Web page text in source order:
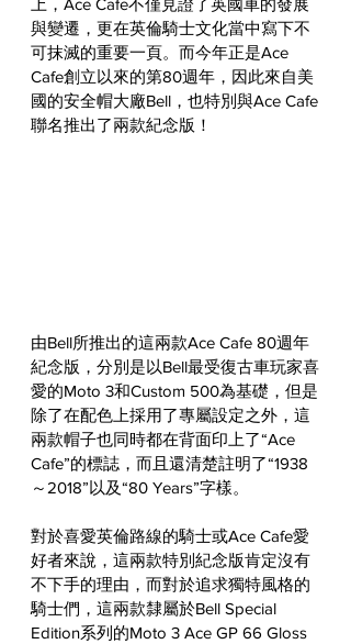
上，Ace Cafe不僅見證了英國車的發展
與變遷，更在英倫騎士文化當中寫下不
可抹滅的重要一頁。而今年正是Ace
Cafe創立以來的第80週年，因此來自美
國的安全帽大廠Bell，也特別與Ace Cafe
聯名推出了兩款紀念版！
由Bell所推出的這兩款Ace Cafe 80週年
紀念版，分別是以Bell最受復古車玩家喜
愛的Moto 3和Custom 500為基礎，但是
除了在配色上採用了專屬設定之外，這
兩款帽子也同時都在背面印上了“Ace
Cafe”的標誌，而且還清楚註明了“1938
～2018”以及“80 Years”字樣。
對於喜愛英倫路線的騎士或Ace Cafe愛
好者來說，這兩款特別紀念版肯定沒有
不下手的理由，而對於追求獨特風格的
騎士們，這兩款隸屬於Bell Special
Edition系列的Moto 3 Ace GP 66 Gloss